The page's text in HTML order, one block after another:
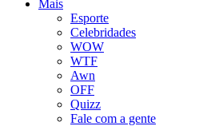
Mais
Esporte
Celebridades
WOW
WTF
Awn
OFF
Quizz
Fale com a gente